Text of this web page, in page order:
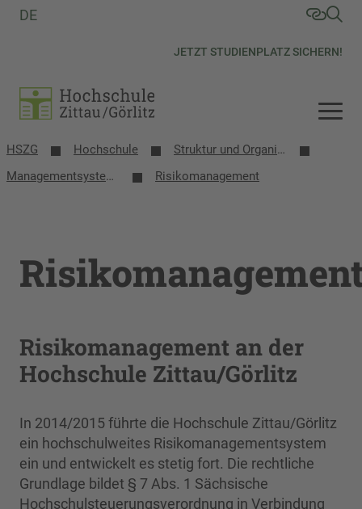
JETZT STUDIENPLATZ SICHERN!
DE
HSZG Hochschule
Struktur und Organisation
Managementsysteme
Risikomanagement
Risikomanagement an der
Hochschule Zittau/Görlitz
In 2014/2015 führte die Hochschule Zittau/Görlitz
ein hochschulweites Risikomanagementsystem
ein und entwickelt es stetig fort. Die rechtliche
Grundlage bildet § 7 Abs. 1 Sächsische
Hochschulsteuerungsverordnung in Verbindung